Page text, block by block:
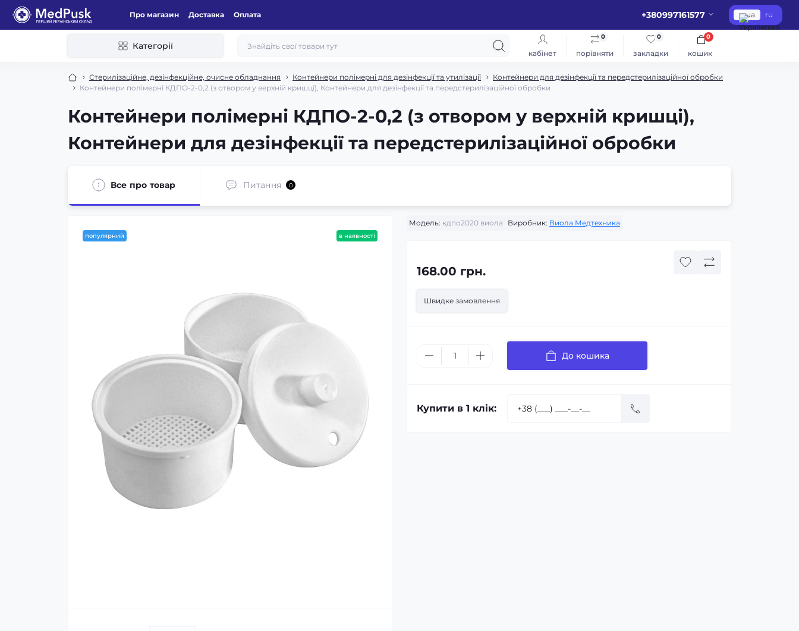
Про магазин Доставка Оплата +380997161577 ua ru
Категорії
кабінет порівняти
0
закладки
0
кошик
0
Стерилізаційне, дезінфекційне, очисне обладнання Контейнери полімерні для дезінфекції та утилізації
Контейнери для дезінфекції та передстерилізаційної обробки
Контейнери полімерні КДПО-2-0,2 (з отвором у верхній кришці), Контейнери для дезінфекції та передстерилізаційної обробки
Контейнери полімерні КДПО-2-0,2 (з отвором у верхній кришці),
Контейнери для дезінфекції та передстерилізаційної обробки
Все про товар Питання 0
популярний в наявності
Модель: кдпо2020 виола Виробник: Виола Медтехника
168.00 грн.
Швидке замовлення
До кошика
Купити в 1 клік: